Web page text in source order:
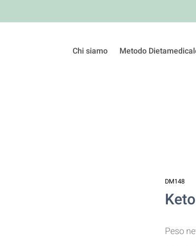
Chi siamo Metodo
DM148
Peso